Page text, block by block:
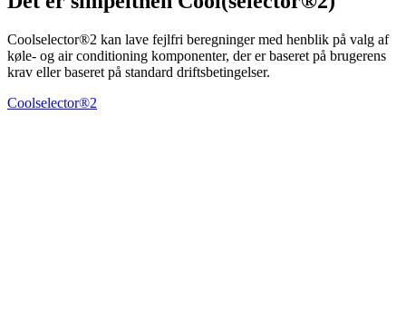
Coolselector®2 kan lave fejlfri beregninger med henblik på valg af
køle- og air conditioning komponenter, der er baseret på brugerens
krav eller baseret på standard driftsbetingelser.
Coolselector®2